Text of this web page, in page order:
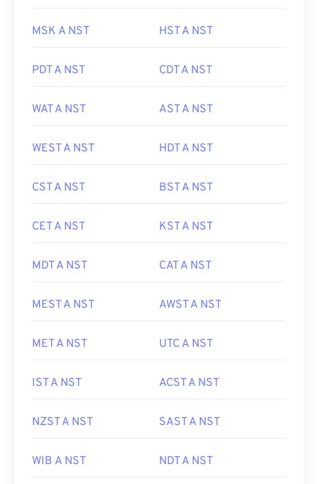
MSK A NST HST A NST
PDT A NST CDT A NST
WAT A NST AST A NST
WEST A NST HDT A NST
CST A NST BST A NST
CET A NST KST A NST
MDT A NST CAT A NST
MEST A NST AWST A NST
MET A NST UTC A NST
IST A NST ACST A NST
NZST A NST SAST A NST
WIB A NST NDT A NST